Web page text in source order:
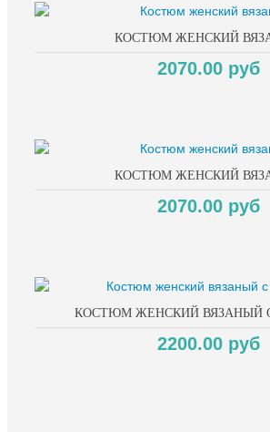
КОСТЮМ ЖЕНСКИЙ
2070.00 руб
КОСТЮМ ЖЕНСКИЙ
2070.00 руб
КОСТЮМ ЖЕНСКИЙ ВЯЗАНЫЙ
2200.00 руб